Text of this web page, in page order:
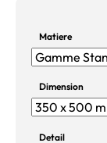
Matiere
Dimension
Detail